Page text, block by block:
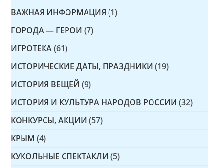
ВАЖНАЯ ИНФОРМАЦИЯ (1)
ГОРОДА — ГЕРОИ (7)
ИГРОТЕКА (61)
ИСТОРИЧЕСКИЕ ДАТЫ, ПРАЗДНИКИ (19)
ИСТОРИЯ ВЕЩЕЙ (9)
ИСТОРИЯ И КУЛЬТУРА НАРОДОВ РОССИИ (32)
КОНКУРСЫ, АКЦИИ (57)
КРЫМ (4)
КУКОЛЬНЫЕ СПЕКТАКЛИ (5)